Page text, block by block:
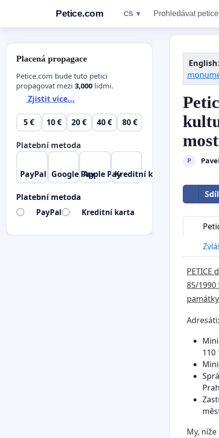
Petice.com CS ▼ Prohledávat petice
English:
P
PETICE
85/
Adresáti:
110
My,
Placená propagace
Petice.com bude tuto petici
propagovat mezi 3,000 lidmi.
Zjistit více...
5 € 10 € 20 € 40 € 80 €
Platební metoda
PayPal Google PayApple PayKreditní karta
Platební metoda
PayPal Kreditní karta